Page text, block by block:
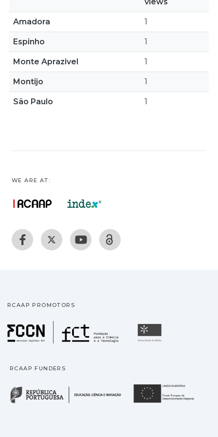
Amadora 1
Espinho 1
Monte Aprazivel 1
Montijo 1
São Paulo 1
WE ARE AT:
RCAAP PROMOTORS
Fundação para a
RCAAP FUNDERS
República Portuguesa